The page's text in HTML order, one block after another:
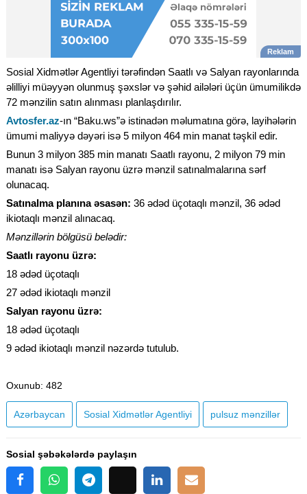
Sosial Xidmətlər Agentliyi tərəfindən Saatlı və Salyan rayonlarında
əlilliyi müəyyən olunmuş şəxslər və şəhid ailələri üçün ümumilikdə
72 mənzilin satın alınması planlaşdırılır.
Avtosfer.az-ın “Baku.ws”ə istinadən məlumatına görə, layihələrin
ümumi maliyyə dəyəri isə 5 milyon 464 min manat təşkil edir.
Bunun 3 milyon 385 min manatı Saatlı rayonu, 2 milyon 79 min
manatı isə Salyan rayonu üzrə mənzil satınalmalarına sərf
olunacaq.
Satınalma planına əsasən: 36 ədəd üçotaqlı mənzil, 36 ədəd
ikiotaqlı mənzil alınacaq.
Mənzillərin bölgüsü belədir:
Saatlı rayonu üzrə:
18 ədəd üçotaqlı
27 ədəd ikiotaqlı mənzil
Salyan rayonu üzrə:
18 ədəd üçotaqlı
9 ədəd ikiotaqlı mənzil nəzərdə tutulub.
Oxunub: 482
Azərbaycan Sosial Xidmətlər Agentliyi pulsuz mənzillər
Sosial şəbəkələrdə paylaşın